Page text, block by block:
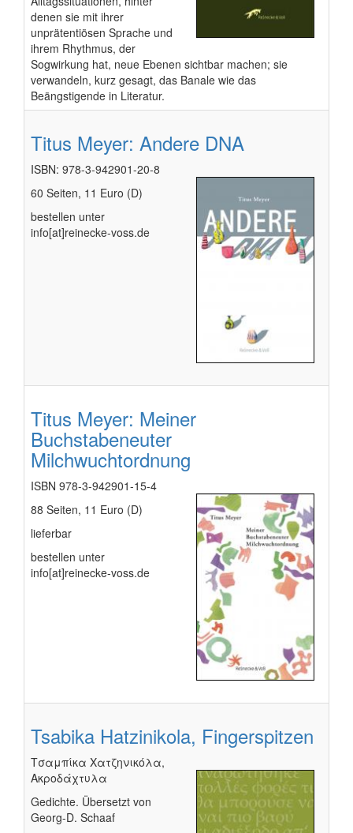
denen sie mit ihrer
unprätentiösen Sprache und
ihrem Rhythmus, der
Sogwirkung hat, neue Ebenen sichtbar machen; sie
verwandeln, kurz gesagt, das Banale wie das
Beängstigende in Literatur.
Titus Meyer: Andere DNA
ISBN: 978-3-942901-20-8
60 Seiten, 11 Euro (D)
bestellen unter
info[at]reinecke-voss.de
Titus Meyer: Meiner
Buchstabeneuter
Milchwuchtordnung
ISBN 978-3-942901-15-4
88 Seiten, 11 Euro (D)
lieferbar
bestellen unter
info[at]reinecke-voss.de
Tsabika Hatzinikola, Fingerspitzen
Τσαμπίκα Χατζηνικόλα,
Ακροδάχτυλα
Gedichte. Übersetzt von
Georg-D. Schaaf